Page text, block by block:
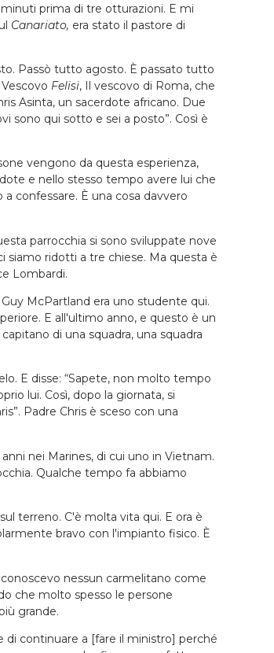
prima di tre otturazioni. E mi
Canariato, era stato il pastore di
Passò tutto agosto. È passato tutto
Felisi, Il vescovo di Roma, che
Asinta, un sacerdote africano. Due
sono qui sotto e sei a posto”. Così è
vengono da questa esperienza,
e nello stesso tempo avere lui che
confessare. È una cosa davvero
parrocchia si sono sviluppate nove
siamo ridotti a tre chiese. Ma questa è
Lombardi.
McPartland era uno studente qui.
E all'ultimo anno, e questo è un
di una squadra, una squadra
E disse: “Sapete, non molto tempo
lui. Così, dopo la giornata, si
Padre Chris è sceso con una
nei Marines, di cui uno in Vietnam.
Qualche tempo fa abbiamo
terreno. C'è molta vita qui. E ora è
bravo con l'impianto fisico. È
nessun carmelitano come
che molto spesso le persone
grande.
di continuare a [fare il ministro] perché